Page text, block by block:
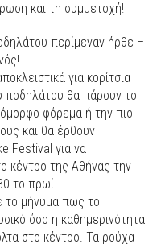
και τη συμμετοχή!
περίμεναν ήρθε –
για κορίτσια
ποδηλάτου θα πάρουν το
φόρεμα ή την πιο
και θα έρθουν
Festival για να
κέντρο της Αθήνας την
το πρωί.
το μήνυμα πως το
όσο η καθημερινότητα
στο κέντρο. Τα ρούχα